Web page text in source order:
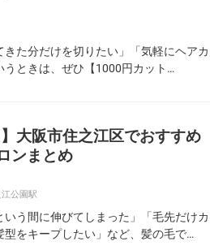
きた分だけを切りたい」「気軽にヘアカ
うときは、ぜひ【1000円カット…
大阪市住之江区でおすすめ
ンまとめ
公園駅
いう間に伸びてしまった」「毛先だけカ
型をキープしたい」など、髪の毛で…